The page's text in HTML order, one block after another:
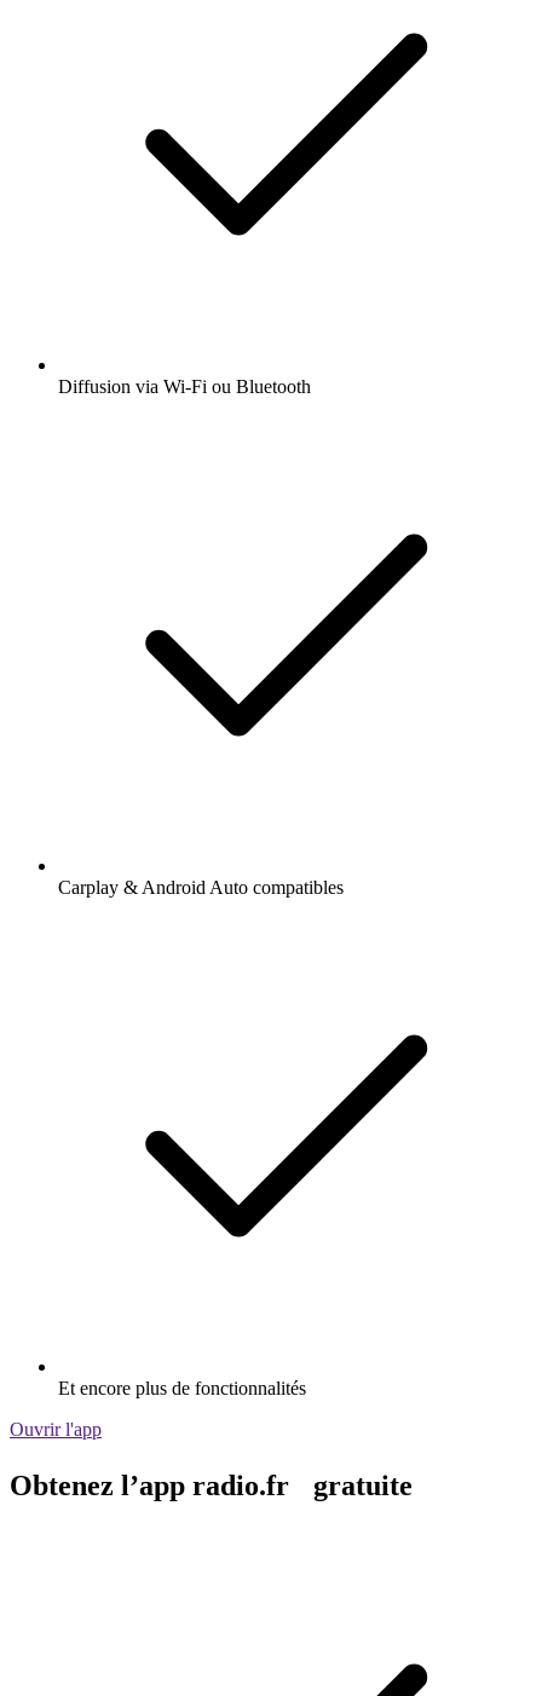
Diffusion via Wi-Fi ou Bluetooth
Carplay & Android Auto compatibles
Et encore plus de fonctionnalités
Ouvrir l'app
Obtenez l’app radio.fr gratuite